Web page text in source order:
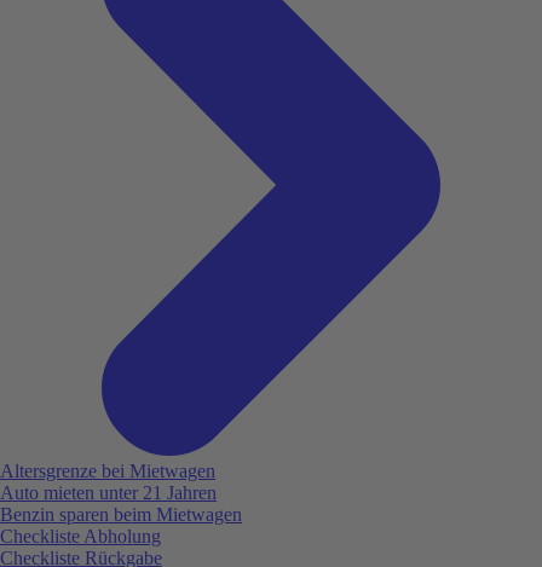
Altersgrenze bei Mietwagen
Auto mieten unter 21 Jahren
Benzin sparen beim Mietwagen
Checkliste Abholung
Checkliste Rückgabe